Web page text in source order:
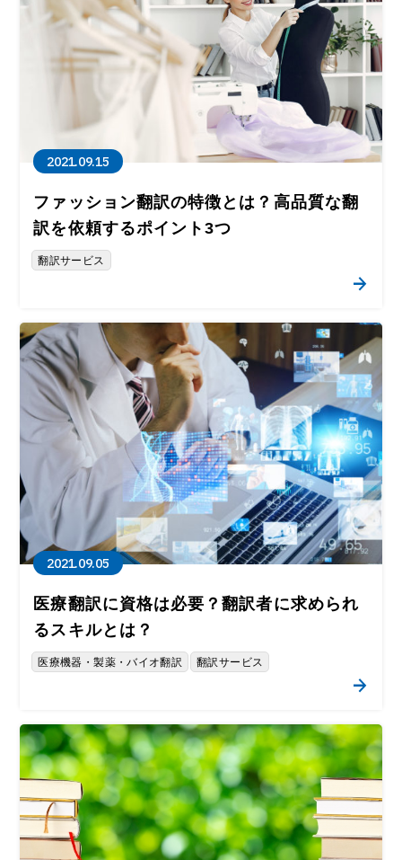
2021.09.15
ファッション翻訳の特徴とは？高品質な翻
訳を依頼するポイント3つ
翻訳サービス
2021.09.05
医療翻訳に資格は必要？翻訳者に求められ
るスキルとは？
医療機器・製薬・バイオ翻訳 翻訳サービス